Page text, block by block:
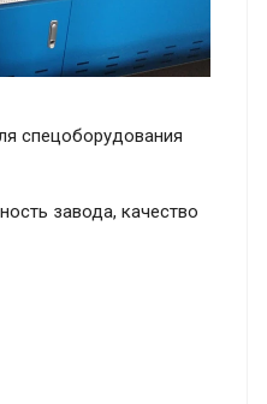
спецоборудования
завода, качество